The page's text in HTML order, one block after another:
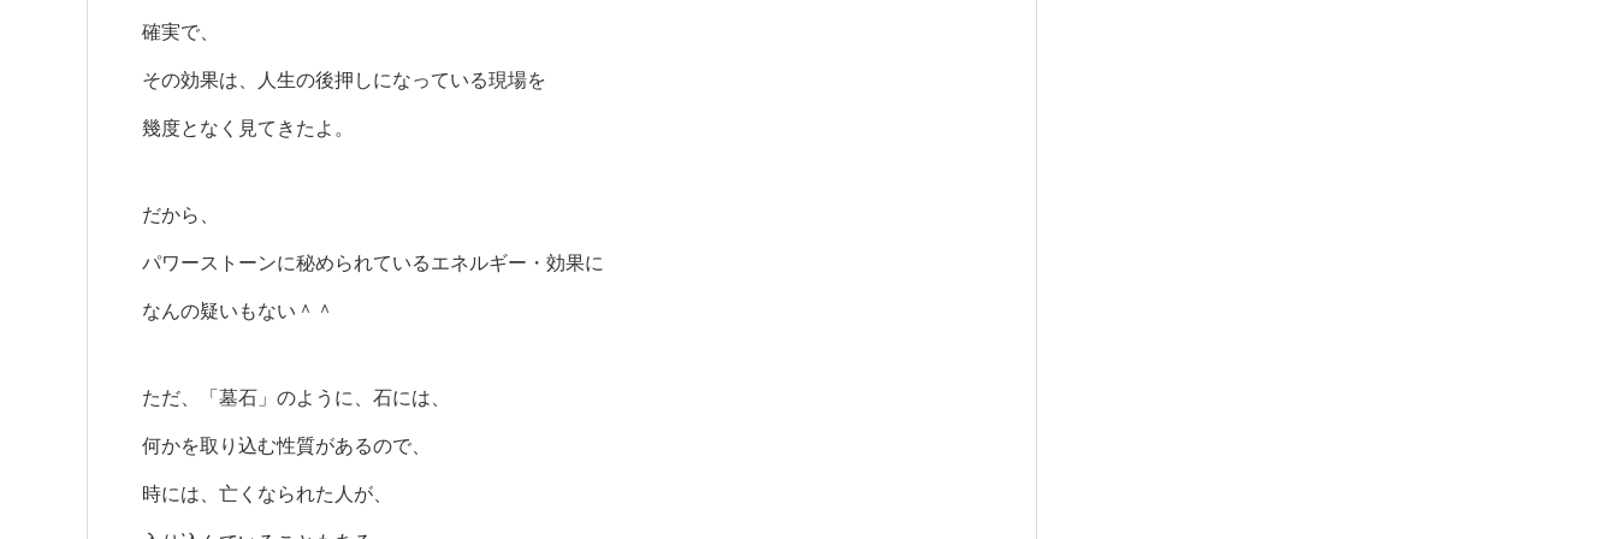
確実で、
その効果は、人生の後押しになっている現場を
幾度となく見てきたよ。
だから、
パワーストーンに秘められているエネルギー・効果に
なんの疑いもない＾＾
ただ、「墓石」のように、石には、
何かを取り込む性質があるので、
時には、亡くなられた人が、